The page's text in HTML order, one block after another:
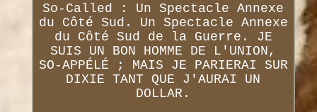
So-Called : Un Spectacle Annexe
du Côté Sud. Un Spectacle Annexe
du Côté Sud de la Guerre. JE
SUIS UN BON HOMME DE L'UNION,
SO-APPÉLÉ ; MAIS JE PARIERAI SUR
DIXIE TANT QUE J'AURAI UN
DOLLAR.